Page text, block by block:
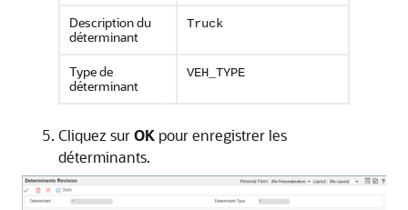
Description du
déterminant
Truck
Type de
déterminant
VEH_TYPE
Cliquez surOK pour enregistrer les
déterminants.